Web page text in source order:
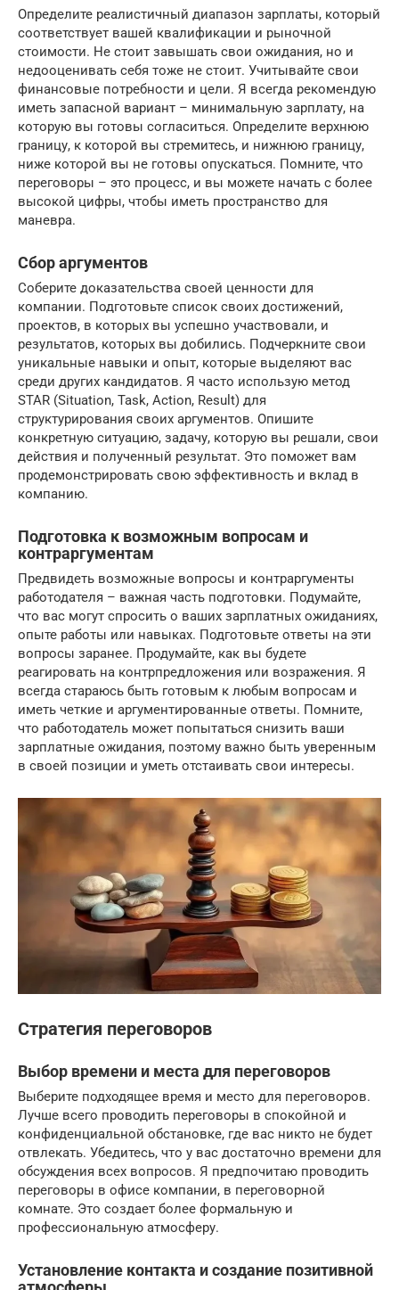
Определите реалистичный диапазон зарплаты, который
соответствует вашей квалификации и рыночной
стоимости. Не стоит завышать свои ожидания, но и
недооценивать себя тоже не стоит. Учитывайте свои
финансовые потребности и цели. Я всегда рекомендую
иметь запасной вариант – минимальную зарплату, на
которую вы готовы согласиться. Определите верхнюю
границу, к которой вы стремитесь, и нижнюю границу,
ниже которой вы не готовы опускаться. Помните, что
переговоры – это процесс, и вы можете начать с более
высокой цифры, чтобы иметь пространство для
маневра.
Сбор аргументов
Соберите доказательства своей ценности для
компании. Подготовьте список своих достижений,
проектов, в которых вы успешно участвовали, и
результатов, которых вы добились. Подчеркните свои
уникальные навыки и опыт, которые выделяют вас
среди других кандидатов. Я часто использую метод
STAR (Situation, Task, Action, Result) для
структурирования своих аргументов. Опишите
конкретную ситуацию, задачу, которую вы решали, свои
действия и полученный результат. Это поможет вам
продемонстрировать свою эффективность и вклад в
компанию.
Подготовка к возможным вопросам и
контраргументам
Предвидеть возможные вопросы и контраргументы
работодателя – важная часть подготовки. Подумайте,
что вас могут спросить о ваших зарплатных ожиданиях,
опыте работы или навыках. Подготовьте ответы на эти
вопросы заранее. Продумайте, как вы будете
реагировать на контрпредложения или возражения. Я
всегда стараюсь быть готовым к любым вопросам и
иметь четкие и аргументированные ответы. Помните,
что работодатель может попытаться снизить ваши
зарплатные ожидания, поэтому важно быть уверенным
в своей позиции и уметь отстаивать свои интересы.
Стратегия переговоров
Выбор времени и места для переговоров
Выберите подходящее время и место для переговоров.
Лучше всего проводить переговоры в спокойной и
конфиденциальной обстановке, где вас никто не будет
отвлекать. Убедитесь, что у вас достаточно времени для
обсуждения всех вопросов. Я предпочитаю проводить
переговоры в офисе компании, в переговорной
комнате. Это создает более формальную и
профессиональную атмосферу.
Установление контакта и создание позитивной